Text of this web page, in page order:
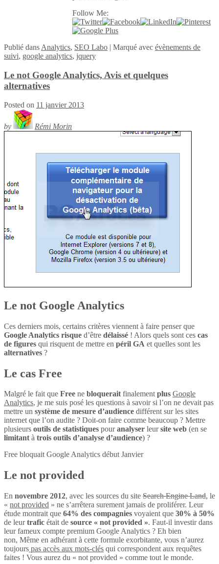
Follow Me:
Publié dans Analytics, SEO Labo | Marqué avec évènements de
suivi, google analytics, jquery
Le not Google Analytics, Avis et quelques
alternatives
Posted on 11 janvier 2013
by Rémi Morin
Le not Google Analytics
Ces derniers mois, certains critères viennent à faire penser que
Google Analytics risque d’être délaissé ! Alors quels sont ces cas
de figures qui risquent de mettre en péril GA et quelles sont les
alternatives ?
Le cas Free
Malgré le fait que Free ne bloqueraitfinalementplus Google
Analytics, je me suis posé les questions à savoir si l’on ne devait pas
mettre un système de mesure d’audience différent sur les sites
internet que l’on audite ? Doit-on faire comme beaucoup ? Mettre
plusieurs outils de statistiques pouranalyser leursite web (en se
limitantà trois outils d’analyse d’audience) ?
Free bloquait Google Analytics début Janvier
Le not provided
En novembre 2012, avec les sources du site Search Engine Land, le
« not provided » ne s’arrêtera surement jamais de proliférer. Leur
étude montrait que 64% des compagnies voyaient que 30% à 50%
de leurtrafic était de source « not provided ». Faut-il investir dans
leur fameux compte premium Google Analytics ? Eh bien
non, Même en adhérant à cette formule exorbitante, vous n’aurez
toujours pas accès aux mots-clés qui correspondent aux requêtes
faites ! Vous aurez du « not provided » comme tout le monde.